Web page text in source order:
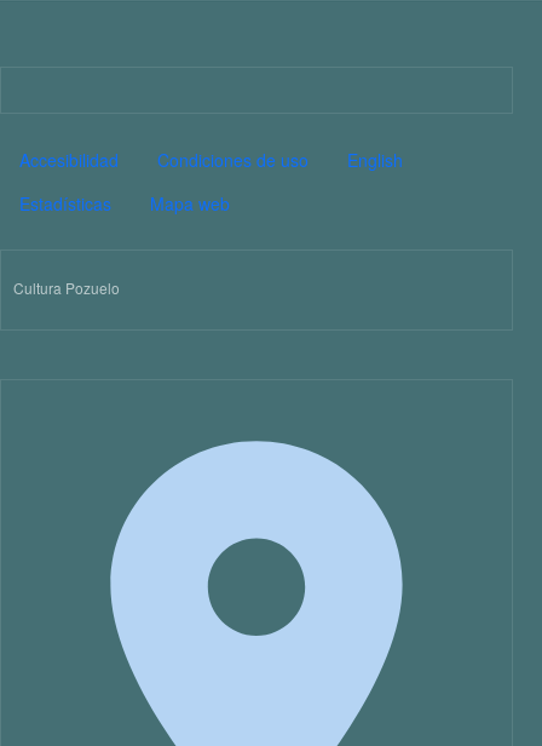
15
PIE DE PÁGINA CULTURA
Accesibilidad Condiciones de uso
English
Estadísticas
Mapa web
Cultura Pozuelo